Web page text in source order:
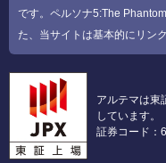
です。ペルソナ5:The
た、当サイトは基本的にリン
アルテマは東
しています。
証券コード：